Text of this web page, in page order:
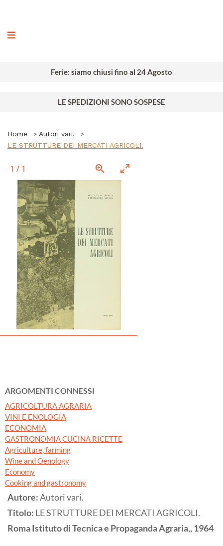
Ferie: siamo chiusi fino al 24 Agosto
LE SPEDIZIONI SONO SOSPESE
Home
Autori vari.
LE STRUTTURE DEI MERCATI AGRICOLI.
1 / 1
ARGOMENTI CONNESSI
AGRICOLTURA AGRARIA
VINI E ENOLOGIA
ECONOMIA
GASTRONOMIA CUCINA RICETTE
Agriculture, farming
Wine and Oenology
Economy
Cooking and gastronomy
Autore:Autori vari.
Titolo: LE STRUTTURE DEI MERCATI AGRICOLI.
RomaIstituto di Tecnica e Propaganda Agraria,,1964